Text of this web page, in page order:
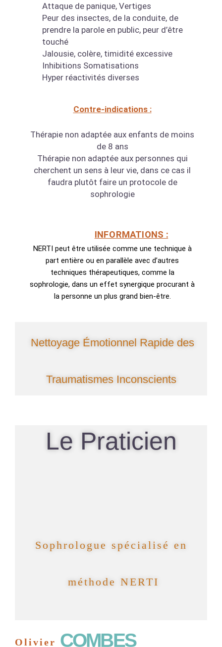
Attaque de panique, Vertiges
Peur des insectes, de la conduite, de
prendre la parole en public, peur d’être
touché
Jalousie, colère, timidité excessive
Inhibitions Somatisations
Hyper réactivités diverses
Contre-indications :
Thérapie non adaptée aux enfants de moins
de 8 ans
Thérapie non adaptée aux personnes qui
cherchent un sens à leur vie, dans ce cas il
faudra plutôt faire un protocole de
sophrologie
INFORMATIONS :
NERTI peut être utilisée comme une technique à
part entière ou en parallèle avec d’autres
techniques thérapeutiques, comme la
sophrologie, dans un effet synergique procurant à
la personne un plus grand bien-être.
Nettoyage Émotionnel Rapide des
Traumatismes Inconscients
Le Praticien
Sophrologue spécialisé en
méthode NERTI
Olivier COMBES